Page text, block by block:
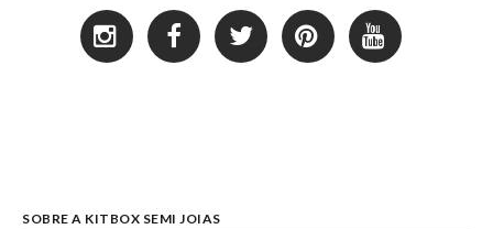
SOBRE A KITBOX SEMI JOIAS